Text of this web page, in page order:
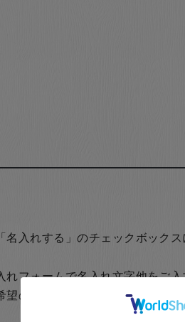
名入れする」のチェックボック
れフォームで名入れ文字他をご
望の場合は一つずつカートに入